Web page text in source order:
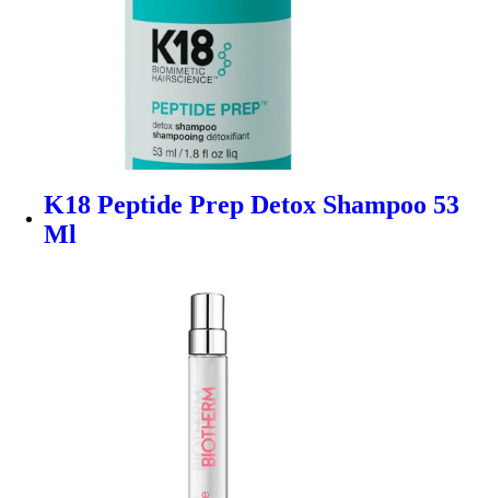
K18 Peptide Prep Detox Shampoo 53
Ml